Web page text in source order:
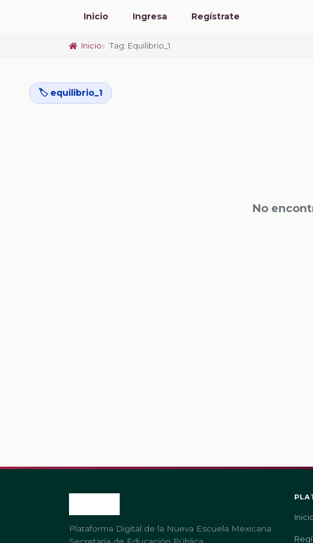
Inicio Ingresa Regístrate
Inicio Tag: Equilibrio_1
🏷️ equilibrio_1
No
Plataforma Digital de la Nueva Escuela Mexicana.